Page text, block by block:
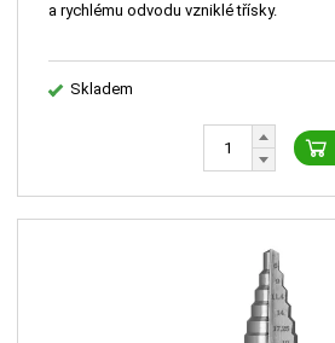
a rychlému odvodu vzniklé třísky.
Skladem